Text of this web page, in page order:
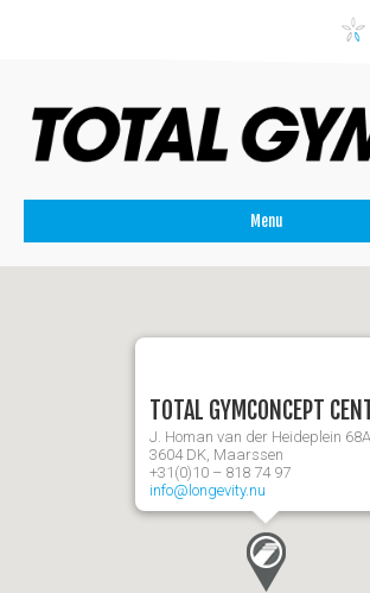
Menu
TOTAL GYMCONCEPT
J. Homan van der Heideplein 68A
3604 DK, Maarssen
+31(0)10 – 818 74 97
info@longevity.nu